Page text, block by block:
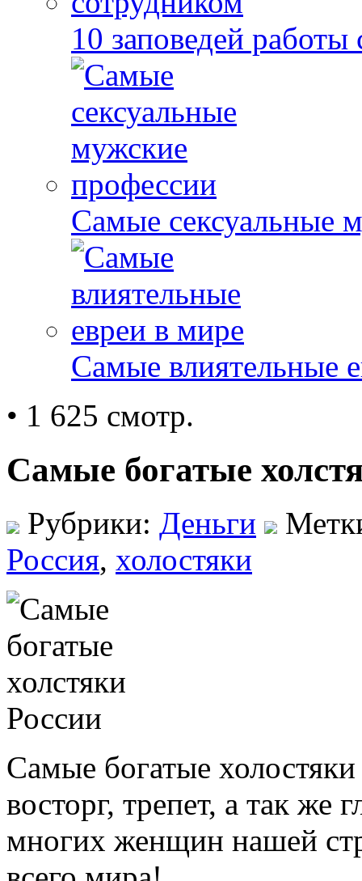
10 заповедей
Самые сексуальные
Самые влиятельные
• 1 625 смотр.
Самые богатые
Рубрики: Деньги
Россия, холостяки
Самые богатые
восторг, трепет, а так же
многих женщин нашей